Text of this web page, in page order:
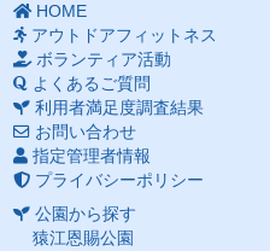
HOME
アウトドアフィットネス
ボランティア活動
よくあるご質問
利用者満足度調査結果
お問い合わせ
指定管理者情報
プライバシーポリシー
公園から探す
猿江恩賜公園